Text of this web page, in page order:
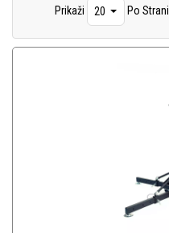
Prikaži 20 Po Strani